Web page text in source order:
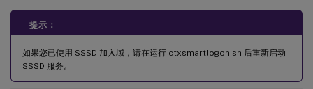
提示：
如果您已使用 SSSD 加入域，请在运行 ctxsmartlogon.sh 后重新启动
SSSD 服务。